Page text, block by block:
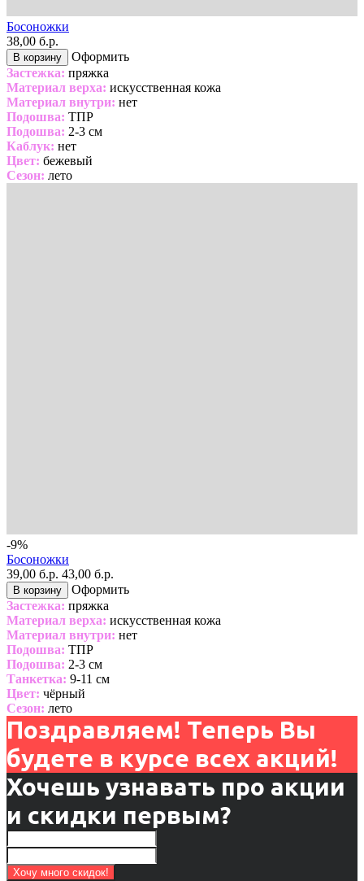
Босоножки
38,00 б.р.
В корзину
Оформить
Застежка: пряжка
Материал верха: искусственная кожа
Материал внутри: нет
Подошва: ТПР
Подошва: 2-3 см
Каблук: нет
Цвет: бежевый
Сезон: лето
-9%
Босоножки
39,00 б.р. 43,00 б.р.
В корзину
Оформить
Застежка: пряжка
Материал верха: искусственная кожа
Материал внутри: нет
Подошва: ТПР
Подошва: 2-3 см
Танкетка: 9-11 см
Цвет: чёрный
Сезон: лето
Поздравляем! Теперь Вы
будете в курсе всех акций!
Хочешь узнавать про акции
и скидки первым?